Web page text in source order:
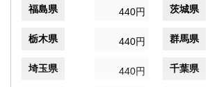
福島県 440円 茨城県
栃木県 440円 群馬県
埼玉県 440円 千葉県